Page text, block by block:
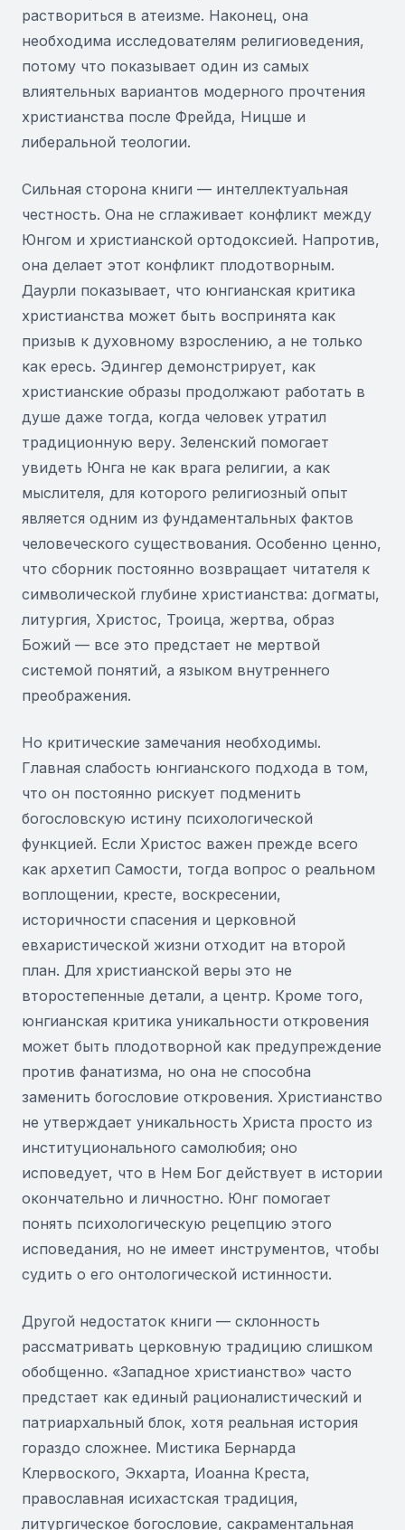
раствориться в атеизме. Наконец, она
необходима исследователям религиоведения,
потому что показывает один из самых
влиятельных вариантов модерного прочтения
христианства после Фрейда, Ницше и
либеральной теологии.
Сильная сторона книги — интеллектуальная
честность. Она не сглаживает конфликт между
Юнгом и христианской ортодоксией. Напротив,
она делает этот конфликт плодотворным.
Даурли показывает, что юнгианская критика
христианства может быть воспринята как
призыв к духовному взрослению, а не только
как ересь. Эдингер демонстрирует, как
христианские образы продолжают работать в
душе даже тогда, когда человек утратил
традиционную веру. Зеленский помогает
увидеть Юнга не как врага религии, а как
мыслителя, для которого религиозный опыт
является одним из фундаментальных фактов
человеческого существования. Особенно ценно,
что сборник постоянно возвращает читателя к
символической глубине христианства: догматы,
литургия, Христос, Троица, жертва, образ
Божий — все это предстает не мертвой
системой понятий, а языком внутреннего
преображения.
Но критические замечания необходимы.
Главная слабость юнгианского подхода в том,
что он постоянно рискует подменить
богословскую истину психологической
функцией. Если Христос важен прежде всего
как архетип Самости, тогда вопрос о реальном
воплощении, кресте, воскресении,
историчности спасения и церковной
евхаристической жизни отходит на второй
план. Для христианской веры это не
второстепенные детали, а центр. Кроме того,
юнгианская критика уникальности откровения
может быть плодотворной как предупреждение
против фанатизма, но она не способна
заменить богословие откровения. Христианство
не утверждает уникальность Христа просто из
институционального самолюбия; оно
исповедует, что в Нем Бог действует в истории
окончательно и личностно. Юнг помогает
понять психологическую рецепцию этого
исповедания, но не имеет инструментов, чтобы
судить о его онтологической истинности.
Другой недостаток книги — склонность
рассматривать церковную традицию слишком
обобщенно. «Западное христианство» часто
предстает как единый рационалистический и
патриархальный блок, хотя реальная история
гораздо сложнее. Мистика Бернарда
Клервоского, Экхарта, Иоанна Креста,
православная исихастская традиция,
литургическое богословие, сакраментальная